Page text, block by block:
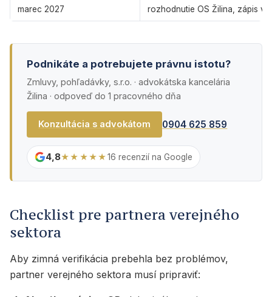
marec 2027 rozhodnutie OS Žilina, zápis
Podnikáte a potrebujete právnu istotu?
Zmluvy, pohľadávky, s.r.o. · advokátska kancelária
Žilina · odpoveď do 1 pracovného dňa
Konzultácia s advokátom 0904 625 859
4,8★★★★★16 recenzií na Google
Checklist pre partnera verejného
sektora
Aby zimná verifikácia prebehla bez problémov,
partner verejného sektora musí pripraviť: